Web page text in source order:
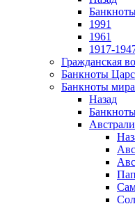
1991
1961
1917-
Гражданская
Банкноты
Банкноты мира
Назад